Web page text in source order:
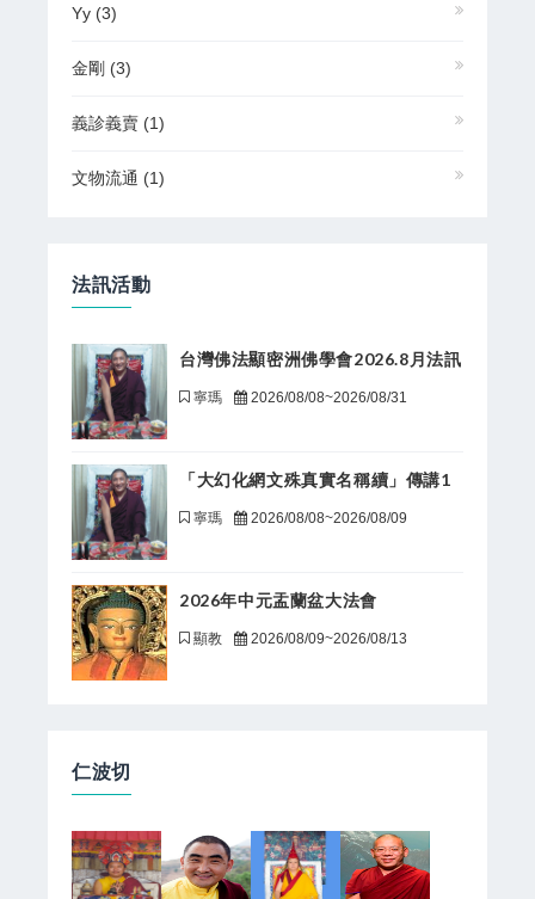
Yy (3)
金剛 (3)
義診義賣 (1)
文物流通 (1)
法訊活動
台灣佛法顯密洲佛學會2026.8月法訊
寧瑪 2026/08/08~2026/08/31
「大幻化網文殊真實名稱續」傳講1
寧瑪 2026/08/08~2026/08/09
2026年中元盂蘭盆大法會
顯教 2026/08/09~2026/08/13
仁波切